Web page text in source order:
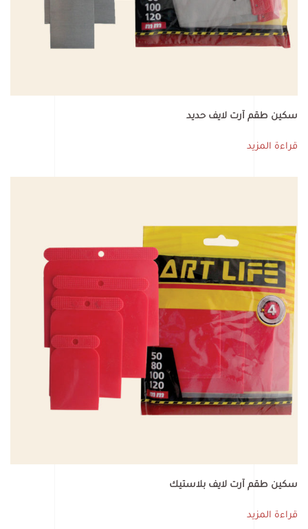
سكين طقم آرت لايف حديد
قراءة المزيد
سكين طقم آرت لايف بلاستيك
قراءة المزيد